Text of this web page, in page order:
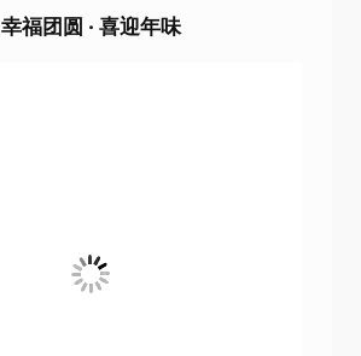
幸福团圆 · 喜迎年味